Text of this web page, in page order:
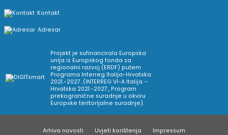
Kontakt
Adresar
Projekt je sufinancirala Europska
unija iz Europskog fonda za
regionalni razvoj (ERDF) putem
Programa Interreg Italija-Hrvatska
2021.-2027. (INTERREG VI-A Italija –
Hrvatska 2021.-2027., Program
prekogranične suradnje u okviru
Europske teritorijalne suradnje).
Arhiva novosti Uvjeti korištenja Impressum